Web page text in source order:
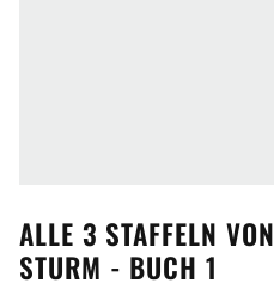
ALLE 3 STAFFELN VON
STURM - BUCH 1